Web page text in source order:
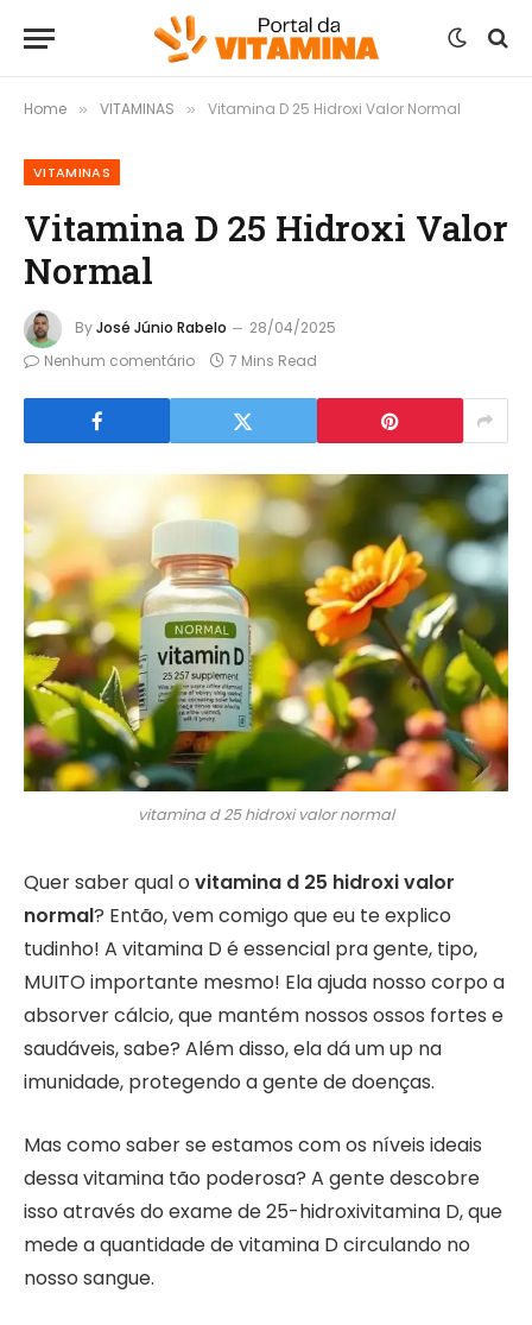
Home » VITAMINAS » Vitamina D 25 Hidroxi Valor Normal
VITAMINAS
Vitamina D 25 Hidroxi Valor
Normal
ByJosé Júnio Rabelo
28/04/2025
Nenhum comentário
7 Mins Read
vitamina d 25 hidroxi valor normal
Quer saber qual o vitamina d 25 hidroxi valor
normal? Então, vem comigo que eu te explico
tudinho! A vitamina D é essencial pra gente, tipo,
MUITO importante mesmo! Ela ajuda nosso corpo a
absorver cálcio, que mantém nossos ossos fortes e
saudáveis, sabe? Além disso, ela dá um up na
imunidade, protegendo a gente de doenças.
Mas como saber se estamos com os níveis ideais
dessa vitamina tão poderosa? A gente descobre
isso através do exame de 25-hidroxivitamina D, que
mede a quantidade de vitamina D circulando no
nosso sangue.